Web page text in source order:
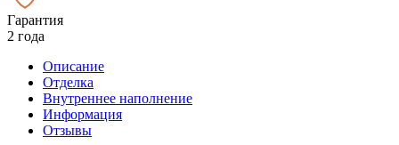
Гарантия
2 года
Описание
Отделка
Внутреннее наполнение
Информация
Отзывы